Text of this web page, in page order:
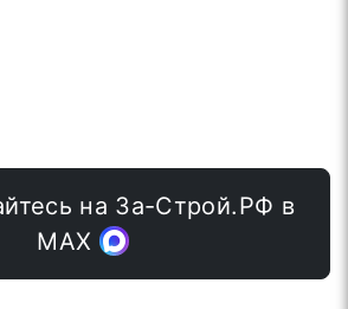
на За-Строй.РФ в
МАХ